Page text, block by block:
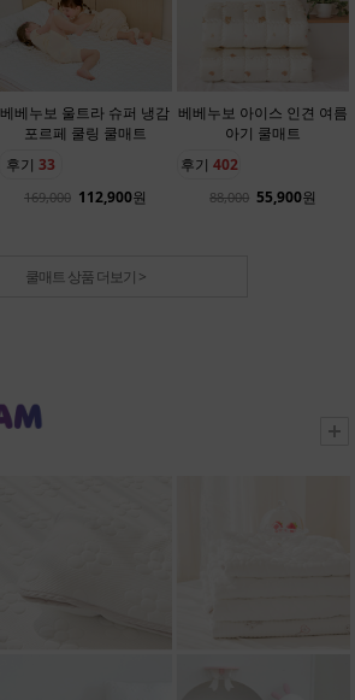
베베누보 울트라 슈퍼 냉감
포르페 쿨링 쿨매트
후기33
169,000 112,900원
베베누보 아이스 인견 여름
아기 쿨매트
후기 402
88,000 55,900원
쿨매트 상품 더보기 >